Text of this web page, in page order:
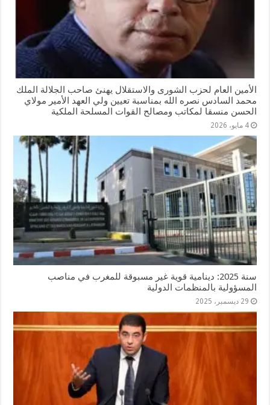
الأمين العام لحزب الشورى والاستقلال يهنئ صاحب الجلالة الملك
محمد السادس نصره الله بمناسبة تعيين ولي العهد الأمير مولاي
الحسن منسقا لمكاتب ومصالح القوات المسلحة الملكية
4 مايو، 2026
سنة 2025: دينامية قوية غير مسبوقة للمغرب في مناصب
المسؤولية بالمنظمات الدولية
29 ديسمبر، 2025